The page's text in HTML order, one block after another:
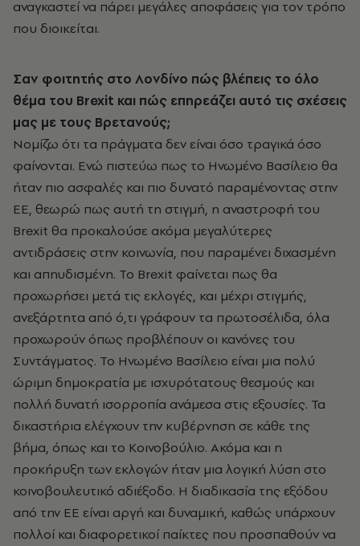
αναγκαστεί να πάρει μεγάλες αποφάσεις για τον τρόπο
που διοικείται.
Σαν φοιτητής στο Λονδίνο πώς βλέπεις το όλο
θέμα του Brexit και πώς επηρεάζει αυτό τις σχέσεις
μας με τους Βρετανούς;
Νομίζω ότι τα πράγματα δεν είναι όσο τραγικά όσο
φαίνονται. Ενώ πιστεύω πως το Ηνωμένο Βασίλειο θα
ήταν πιο ασφαλές και πιο δυνατό παραμένοντας στην
ΕΕ, θεωρώ πως αυτή τη στιγμή, η αναστροφή του
Brexit θα προκαλούσε ακόμα μεγαλύτερες
αντιδράσεις στην κοινωνία, που παραμένει διχασμένη
και απηυδισμένη. Το Brexit φαίνεται πως θα
προχωρήσει μετά τις εκλογές, και μέχρι στιγμής,
ανεξάρτητα από ό,τι γράφουν τα πρωτοσέλιδα, όλα
προχωρούν όπως προβλέπουν οι κανόνες του
Συντάγματος. Το Ηνωμένο Βασίλειο είναι μια πολύ
ώριμη δημοκρατία με ισχυρότατους θεσμούς και
πολλή δυνατή ισορροπία ανάμεσα στις εξουσίες. Τα
δικαστήρια ελέγχουν την κυβέρνηση σε κάθε της
βήμα, όπως και το Κοινοβούλιο. Ακόμα και η
προκήρυξη των εκλογών ήταν μια λογική λύση στο
κοινοβουλευτικό αδιέξοδο. Η διαδικασία της εξόδου
από την ΕΕ είναι αργή και δυναμική, καθώς υπάρχουν
πολλοί και διαφορετικοί παίκτες που προσπαθούν να